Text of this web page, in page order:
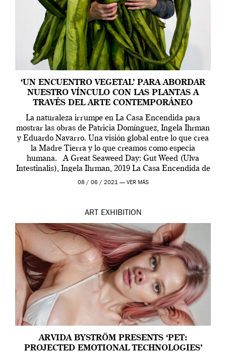
‘UN ENCUENTRO VEGETAL’ PARA ABORDAR
NUESTRO VÍNCULO CON LAS PLANTAS A
TRAVÉS DEL ARTE CONTEMPORÁNEO
La naturaleza irrumpe en La Casa Encendida para
mostrar las obras de Patricia Domínguez, Ingela Ihrman
y Eduardo Navarro. Una visión global entre lo que crea
la Madre Tierra y lo que creamos como especia
humana. A Great Seaweed Day: Gut Weed (Ulva
Intestinalis), Ingela Ihrman, 2019 La Casa Encendida de
Madrid y la Wellcome […]
08 / 06 / 2021 — VER MÁS
ART EXHIBITION
ARVIDA BYSTRÖM PRESENTS ‘PET:
PROJECTED EMOTIONAL TECHNOLOGIES’